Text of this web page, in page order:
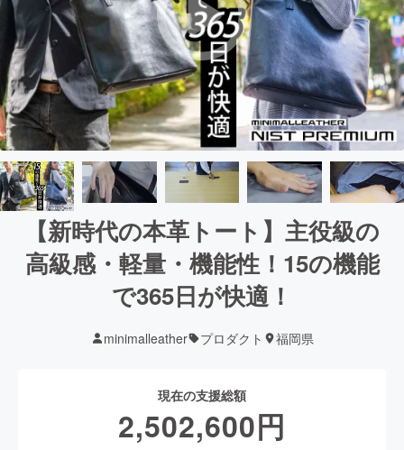
【新時代の本革トート】主役級の
高級感・軽量・機能性！15の機能
で365日が快適！
minimalleather プロダクト 福岡県
現在の支援総額
2,502,600円